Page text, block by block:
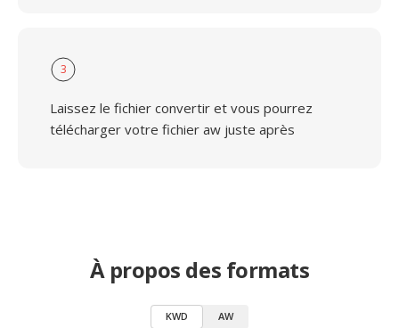
3
Laissez le fichier convertir et vous pourrez
télécharger votre fichier aw juste après
À propos des formats
KWD AW